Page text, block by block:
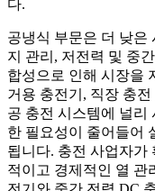
다.
공냉식 부문은 더 낮은
지 관리, 저전력 및 중
합성으로 인해 시장을
거용 충전기, 직장 충
공 충전 시스템에 널리
한 필요성이 줄어들어
됩니다. 충전 사업자가
적이고 경제적인 열 관